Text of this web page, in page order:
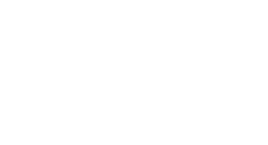
新サービス提供会社様との社外専任
く可能性がございます事をご了承く